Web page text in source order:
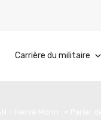
Carrière du militaire